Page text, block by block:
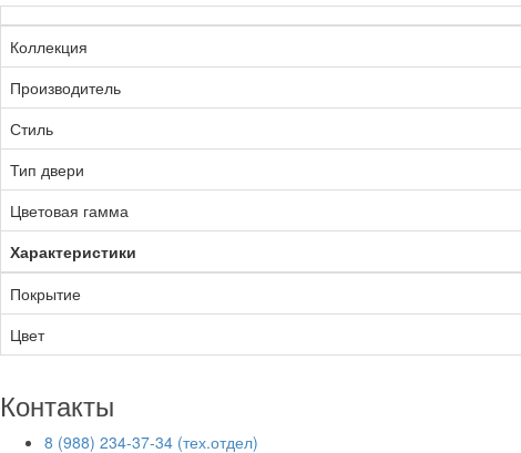
Коллекция
Производитель
Стиль
Тип двери
Цветовая гамма
Характеристики
Покрытие
Цвет
Контакты
8 (988) 234-37-34 (тех.отдел)